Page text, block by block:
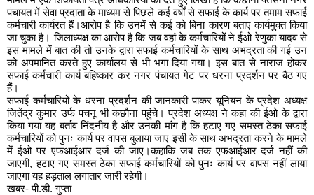
पंचायत में सेवा प्रदाता के माध्यम से पिछले कई वर्षों से सफाई के कार्य पर तमाम सफाई
कर्मचारी कार्यरत हैं।आरोप है कि उनमें से कई को बिना कारण बताए कार्यमुक्त किया
जा चुका है। जिलाध्यक्ष का आरोप है कि जब वहां के कर्मचारियों ने ईओ रेणुका यादव से
इस मामले में बात की तो उनके द्वारा सफाई कर्मचारियों के साथ अभद्रता की गई उन
को अपमानित करते हुए कार्यालय से भी भगा दिया गया। इस बात से नाराज होकर
सफाई कर्मचारी कार्य बहिष्कार कर नगर पंचायत गेट पर धरना प्रदर्शन पर बैठ गए
हैं।
सफाई कर्मचारियों के धरना प्रदर्शन की जानकारी पाकर यूनियन के प्रदेश अध्यक्ष
जितेंद्र कुमार उर्फ पचनू भी कछौना पहुंचे। प्रदेश अध्यक्ष ने कहा की ईओ के द्वारा
किया गया यह बर्ताव निंदनीय है और उनकी मांग है कि हटाए गए समस्त ठेका सफाई
कर्मचारियों को पुनः कार्य पर वापस बुलाया जाए इसी के साथ अभद्रता करने के मामले
में ईओ पर एफआईआर दर्ज की जाए।कहाकि जब तक एफआईआर दर्ज नहीं की
जाएगी, हटाए गए समस्त ठेका सफाई कर्मचारियों को पुनः कार्य पर वापस नहीं लाया
जाएगा यह हड़ताल लगातार जारी रहेगी।
खबर- पी.डी. गुप्ता